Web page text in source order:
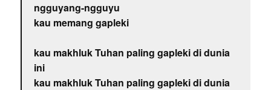
ngguyang-ngguyu
kau memang gapleki
kau makhluk Tuhan paling gapleki di dunia
ini
kau makhluk Tuhan paling gapleki di dunia